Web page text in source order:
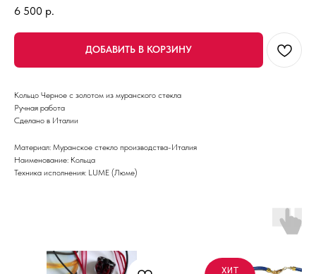
6 500 р.
ДОБАВИТЬ В КОРЗИНУ
Кольцо Черное с золотом из муранского стекла
Ручная работа
Сделано в Италии
Материал: Муранское стекло производства-Италия
Наименование: Кольца
Техника исполнения: LUME (Люме)
ХИТ